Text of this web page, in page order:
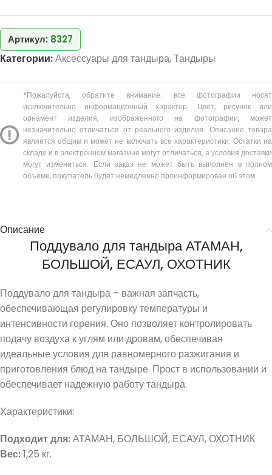
Артикул: 8327
Категории:Аксессуары для тандыра,Тандыры
*Пожалуйста, обратите внимание: все фотографии носят
исключительно информационный характер. Цвет, рисунок или
орнамент изделия, изображенного на фотографии, может
незначительно отличаться от реального изделия. Описание товара
является общим и может не включать все характеристики. Остатки на
складе и в электронном магазине могут отличаться, а условия доставки
могут измениться. Если заказ не может быть выполнен в полном
объеме, покупатель будет немедленно проинформирован об этом.
Описание
Поддувало для тандыра АТАМАН,
БОЛЬШОЙ, ЕСАУЛ, ОХОТНИК
Поддувало для тандыра – важная запчасть,
обеспечивающая регулировку температуры и
интенсивности горения. Оно позволяет контролировать
подачу воздуха к углям или дровам, обеспечивая
идеальные условия для равномерного разжигания и
приготовления блюд на тандыре. Прост в использовании и
обеспечивает надежную работу тандыра.
Характеристики:
Подходит для:АТАМАН, БОЛЬШОЙ, ЕСАУЛ, ОХОТНИК
Вес:1,25 кг.